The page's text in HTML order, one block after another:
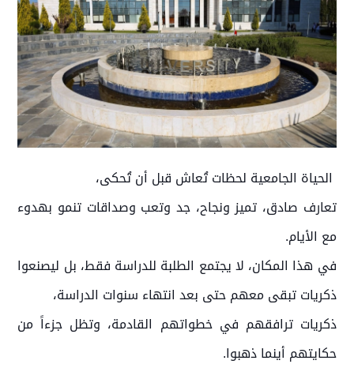
الحياة الجامعية لحظات تُعاش قبل أن تُحكى،
تعارف صادق، تميز ونجاح، جد وتعب وصداقات تنمو بهدوء
مع الأيام.
في هذا المكان، لا يجتمع الطلبة للدراسة فقط، بل ليصنعوا
ذكريات تبقى معهم حتى بعد انتهاء سنوات الدراسة،
ذكريات ترافقهم في خطواتهم القادمة، وتظل جزءاً من
حكايتهم أينما ذهبوا.